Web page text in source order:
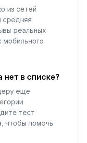
из сетей
средняя
реальных
мобильного
в списке?
еще
тест
чтобы помочь